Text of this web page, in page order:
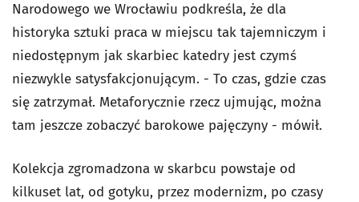
Narodowego we Wrocławiu podkreśla, że dla
historyka sztuki praca w miejscu tak tajemniczym i
niedostępnym jak skarbiec katedry jest czymś
niezwykle satysfakcjonującym. - To czas, gdzie czas
się zatrzymał. Metaforycznie rzecz ujmując, można
tam jeszcze zobaczyć barokowe pajęczyny - mówił.
Kolekcja zgromadzona w skarbcu powstaje od
kilkuset lat, od gotyku, przez modernizm, po czasy